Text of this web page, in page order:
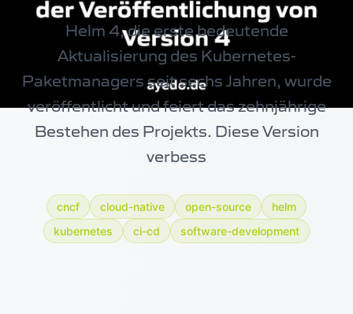
Helm 4, die erste bedeutende
Aktualisierung des Kubernetes-
Paketmanagers seit sechs Jahren, wurde
veröffentlicht und feiert das zehnjährige
Bestehen des Projekts. Diese Version
verbess
cncf cloud-native open-source
helm
kubernetes
ci-cd software-development